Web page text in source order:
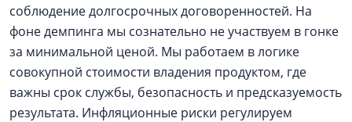
соблюдение долгосрочных договоренностей. На
фоне демпинга мы сознательно не участвуем в гонке
за минимальной ценой. Мы работаем в логике
совокупной стоимости владения продуктом, где
важны срок службы, безопасность и предсказуемость
результата. Инфляционные риски регулируем